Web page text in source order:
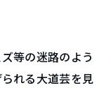
等の迷路のよう
れる大道芸を見